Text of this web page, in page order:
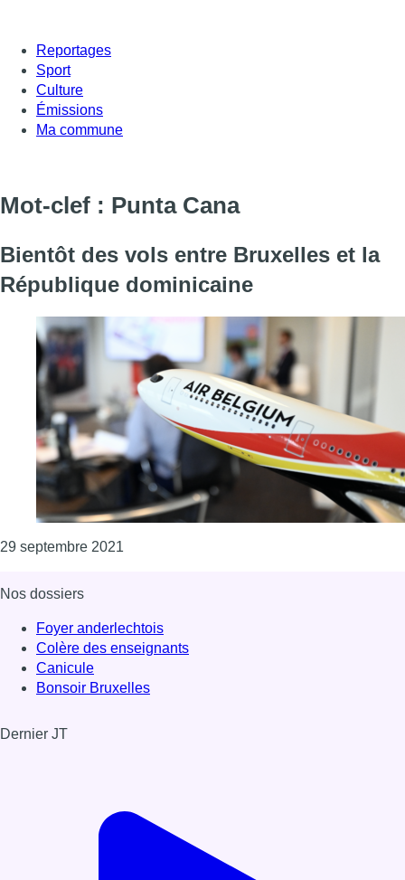
Reportages
Sport
Culture
Émissions
Ma commune
Mot-clef : Punta Cana
Bientôt des vols entre Bruxelles et la
République dominicaine
29 septembre 2021
Nos dossiers
Foyer anderlechtois
Colère des enseignants
Canicule
Bonsoir Bruxelles
Dernier JT